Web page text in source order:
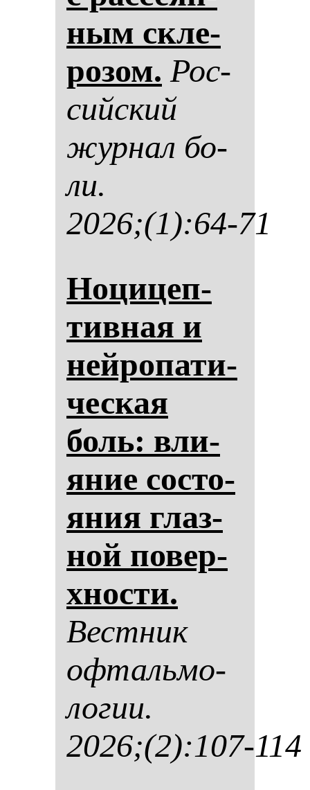
ным скле­
ро­зом. Рос­
сий­ский
жур­нал бо­
ли.
2026;(1):64-71
Но­ци­цеп­
тив­ная и
ней­ро­па­ти­
чес­кая
боль: вли­
яние сос­то­
яния глаз­
ной по­вер­
хнос­ти.
Вес­тник
оф­таль­мо­
ло­гии.
2026;(2):107-114